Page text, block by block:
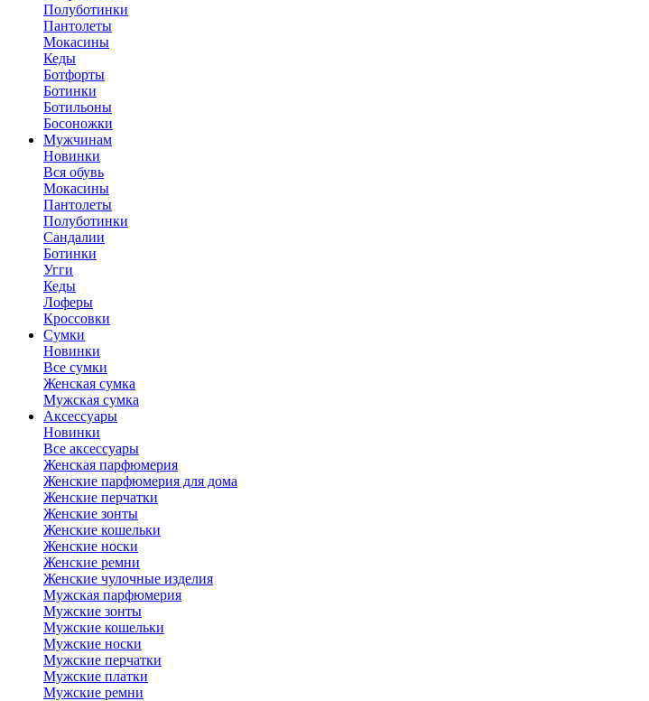
Полуботинки
Пантолеты
Мокасины
Кеды
Ботфорты
Ботинки
Ботильоны
Босоножки
Мужчинам
Новинки
Вся обувь
Мокасины
Пантолеты
Полуботинки
Сандалии
Ботинки
Угги
Кеды
Лоферы
Кроссовки
Сумки
Новинки
Все сумки
Женская сумка
Мужская сумка
Аксессуары
Новинки
Все аксессуары
Женская парфюмерия
Женские парфюмерия для дома
Женские перчатки
Женские зонты
Женские кошельки
Женские носки
Женские ремни
Женские чулочные изделия
Мужская парфюмерия
Мужские зонты
Мужские кошельки
Мужские носки
Мужские перчатки
Мужские платки
Мужские ремни